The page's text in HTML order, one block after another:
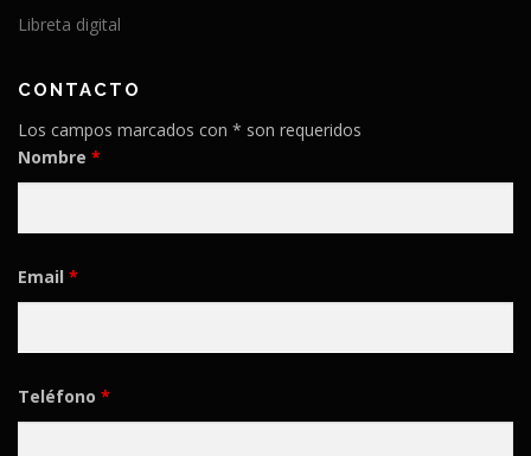
Libreta digital
CONTACTO
Los campos marcados con * son requeridos
Nombre *
Email *
Teléfono *